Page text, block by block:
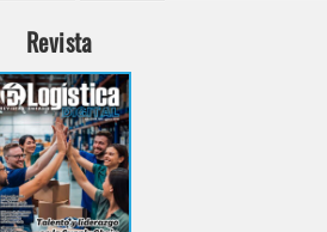
Revista